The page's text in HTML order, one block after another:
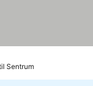
Sentrum